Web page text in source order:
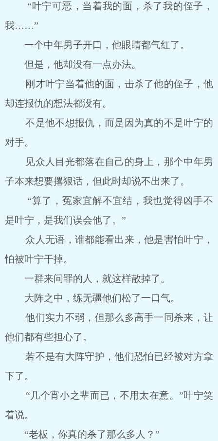
“叶宁可恶，当着我的面，杀了我的侄子，
我……”
一个中年男子开口，他眼睛都气红了。
但是，他却没有一点办法。
刚才叶宁当着他的面，击杀了他的侄子，他
却连报仇的想法都没有。
不是他不想报仇，而是因为真的不是叶宁的
对手。
见众人目光都落在自己的身上，那个中年男
子本来想要撂狠话，但此时却说不出来了。
“算了，冤家宜解不宜结，我也觉得凶手不
是叶宁，是我们误会他了。”
众人无语，谁都能看出来，他是害怕叶宁，
怕被叶宁干掉。
一群来问罪的人，就这样散掉了。
大阵之中，练无疆他们松了一口气。
他们实力不弱，但那么多高手一同杀来，让
他们都有些担心了。
若不是有大阵守护，他们恐怕已经被对方拿
下了。
“几个宵小之辈而已，不用太在意。”叶宁笑
着说。
“老板，你真的杀了那么多人？”